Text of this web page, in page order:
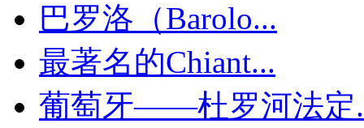
巴罗洛（Barolo...
最著名的Chiant...
葡萄牙——杜罗河法定